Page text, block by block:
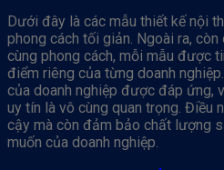
Dưới đây là các mẫu thiết kế nội
phong cách tối giản. Ngoài ra,
cùng phong cách, mỗi mẫu được
điểm riêng của từng doanh
của doanh nghiệp được đáp ứng,
uy tín là vô cùng quan trọng. Điều
cậy mà còn đảm bảo chất lượng
muốn của doanh nghiệp.